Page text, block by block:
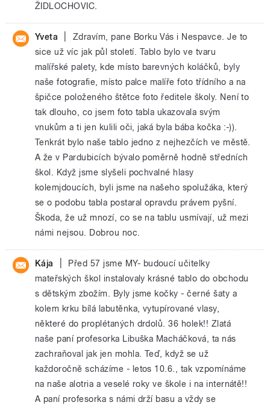
ŽIDLOCHOVIC.
Yveta
Zdravím, pane Borku Vás i Nespavce. Je to
sice už víc jak půl století. Tablo bylo ve tvaru
malířské palety, kde místo barevných koláčků, byly
naše fotografie, místo palce malíře foto třídního a na
špičce položeného štětce foto ředitele školy. Není to
tak dlouho, co jsem foto tabla ukazovala svým
vnukům a ti jen kulili oči, jaká byla bába kočka :-)).
Tenkrát bylo naše tablo jedno z nejhezčích ve městě.
A že v Pardubicích bývalo poměrně hodně středních
škol. Když jsme slyšeli pochvalné hlasy
kolemjdoucích, byli jsme na našeho spolužáka, který
se o podobu tabla postaral opravdu právem pyšní.
Škoda, že už mnozí, co se na tablu usmívají, už mezi
námi nejsou. Dobrou noc.
Kája
Před 57 jsme MY- budoucí učitelky
mateřských škol instalovaly krásné tablo do obchodu
s dětským zbožím. Byly jsme kočky - černé šaty a
kolem krku bílá labutěnka, vytupírované vlasy,
některé do proplétaných drdolů. 36 holek!! Zlatá
naše paní profesorka Libuška Macháčková, ta nás
zachraňoval jak jen mohla. Teď, když se už
každoročně scházíme - letos 10.6., tak vzpomínáme
na naše alotria a veselé roky ve škole i na internátě!!
A paní profesorka s námi drží basu a vždy se